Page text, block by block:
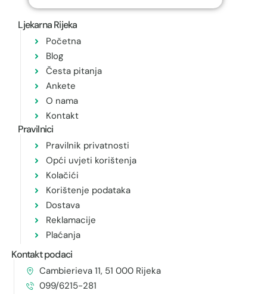
Ljekarna Rijeka
Početna
Blog
Česta pitanja
Ankete
O nama
Kontakt
Pravilnici
Pravilnik privatnosti
Opći uvjeti korištenja
Kolačići
Korištenje podataka
Dostava
Reklamacije
Plaćanja
Kontakt podaci
Cambierieva 11, 51 000 Rijeka
099/6215-281